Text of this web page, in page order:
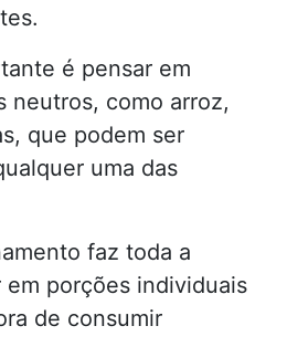
é pensar em
neutros, como arroz,
que podem ser
uma das
faz toda a
em porções individuais
de consumir